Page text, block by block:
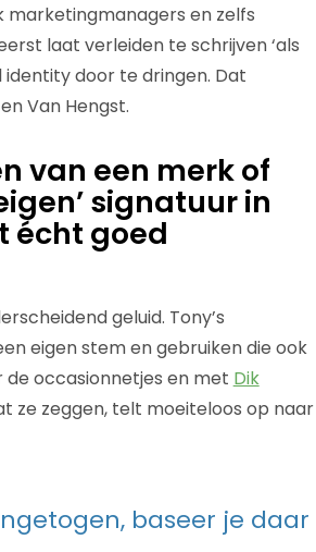
marketingmanagers en zelfs
laat verleiden te schrijven ‘als
door te dringen. Dat
Van Hengst.
van een merk of
signatuur in
écht goed
geluid. Tony’s
eigen stem en gebruiken die ook
occasionnetjes en met Dik
ze zeggen, telt moeiteloos op naar
baseer je daar